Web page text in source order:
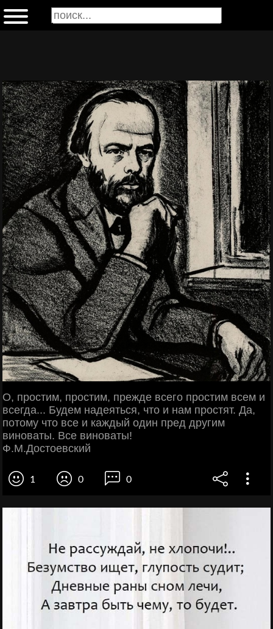
О, простим, простим, прежде всего простим всем и
всегда... Будем надеяться, что и нам простят. Да,
потому что все и каждый один пред другим
виноваты. Все виноваты!
Ф.М.Достоевский
1 0 0